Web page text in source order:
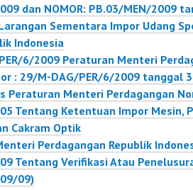
dan NOMOR: PB.03/MEN/2009
Sementara Impor Udang
Indonesia
6/2009 Peraturan Menteri
: 29/M-DAG/PER/6/2009 tanggal
Peraturan Menteri Perdagangan
Tentang Ketentuan Impor Mesin,
Cakram Optik
Perdagangan Republik
Tentang Verifikasi Atau
09)